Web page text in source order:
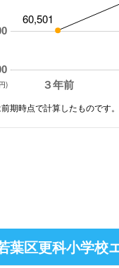
３年前
60,501
)
期時点で計算したものです。
葉区更科小学校